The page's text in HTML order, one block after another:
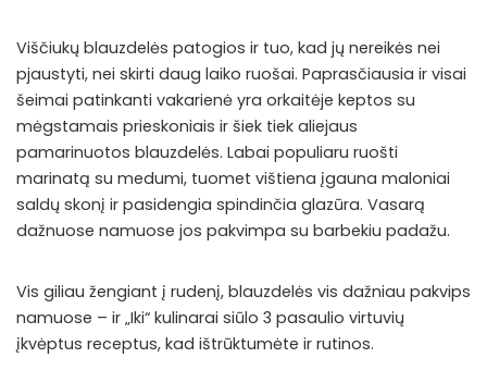
Viščiukų blauzdelės patogios ir tuo, kad jų nereikės nei
pjaustyti, nei skirti daug laiko ruošai. Paprasčiausia ir visai
šeimai patinkanti vakarienė yra orkaitėje keptos su
mėgstamais prieskoniais ir šiek tiek aliejaus
pamarinuotos blauzdelės. Labai populiaru ruošti
marinatą su medumi, tuomet vištiena įgauna maloniai
saldų skonį ir pasidengia spindinčia glazūra. Vasarą
dažnuose namuose jos pakvimpa su barbekiu padažu.
Vis giliau žengiant į rudenį, blauzdelės vis dažniau pakvips
namuose – ir „Iki“ kulinarai siūlo 3 pasaulio virtuvių
įkvėptus receptus, kad ištrūktumėte ir rutinos.